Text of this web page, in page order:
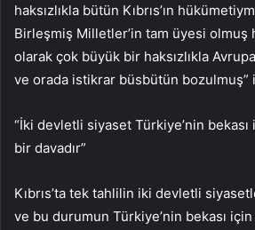
haksızlıkla bütün Kıbrıs’ın
Birleşmiş Milletler’in tam üyesi olmuş
olarak çok büyük bir haksızlıkla
ve orada istikrar büsbütün bozulmuş”
“İki devletli siyaset Türkiye’nin
bir davadır”
Kıbrıs’ta tek tahlilin iki devletli
ve bu durumun Türkiye’nin bekası